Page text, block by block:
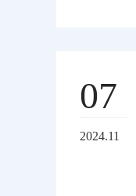
07
2024.11